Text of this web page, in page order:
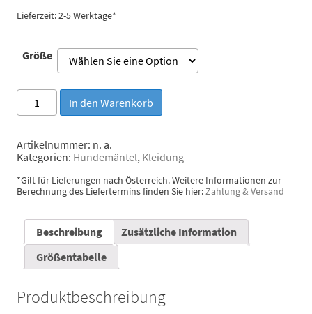
Lieferzeit: 2-5 Werktage*
Größe
Rukka
Pets
Regenjacke
Grau
Menge
In den Warenkorb
Artikelnummer: n. a.
Kategorien: Hundemäntel, Kleidung
*Gilt für Lieferungen nach Österreich. Weitere Informationen zur
Berechnung des Liefertermins finden Sie hier:Zahlung & Versand
Beschreibung
Zusätzliche Information
Größentabelle
Produktbeschreibung